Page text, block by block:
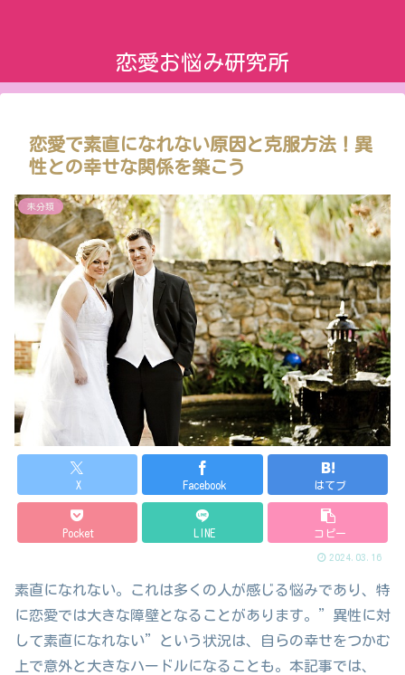
恋愛お悩み研究所
恋愛で素直になれない原因と克服方法！異
性との幸せな関係を築こう
未分類
X Facebook はてブ
Pocket LINE コピー
2024.03.16
素直になれない。これは多くの人が感じる悩みであり、特
に恋愛では大きな障壁となることがあります。”異性に対
して素直になれない”という状況は、自らの幸せをつかむ
上で意外と大きなハードルになることも。本記事では、